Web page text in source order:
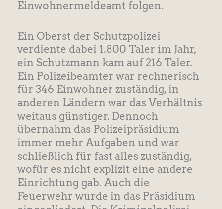
Einwohnermeldeamt folgen.
Ein Oberst der Schutzpolizei
verdiente dabei 1.800 Taler im Jahr,
ein Schutzmann kam auf 216 Taler.
Ein Polizeibeamter war rechnerisch
für 346 Einwohner zuständig, in
anderen Ländern war das Verhältnis
weitaus günstiger. Dennoch
übernahm das Polizeipräsidium
immer mehr Aufgaben und war
schließlich für fast alles zuständig,
wofür es nicht explizit eine andere
Einrichtung gab. Auch die
Feuerwehr wurde in das Präsidium